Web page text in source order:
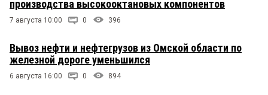
производства высокооктановых компонентов
7 августа 10:00 0 396
Вывоз нефти и нефтегрузов из Омской области по
железной дороге уменьшился
6 августа 16:00 0 894